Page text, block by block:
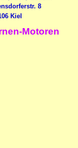
Motoren
8
Kiel